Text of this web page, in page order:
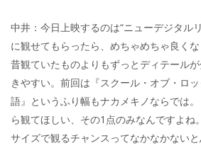
中井：今日上映するのは“ニューデジタル
に観せてもらったら、めちゃめちゃ良くな
昔観ていたものよりもずっとディテール
きやすい。前回は『スクール・オブ・ロ
語』というふり幅もナカメキノならでは
ら観てほしい、その1点のみなんですよね
サイズで観るチャンスってなかなかない